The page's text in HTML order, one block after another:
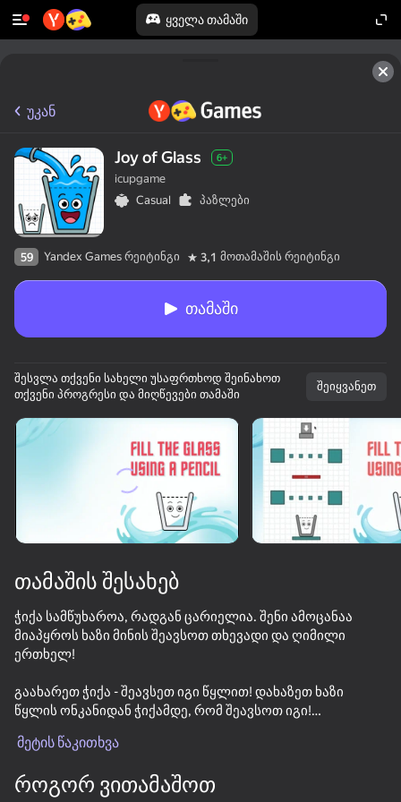
ყველა თამაში
უკან
Joy of Glass 6+
icupgame
Casual
პაზლები
59 Yandex Games რეიტინგი 3,1 მოთამაშის რეიტინგი
თამაში
შესვლა თქვენი სახელი უსაფრთხოდ შეინახოთ
თქვენი პროგრესი და მიღწევები თამაში
შეიყვანეთ
თამაშის შესახებ
ჭიქა სამწუხაროა, რადგან ცარიელია. შენი ამოცანაა
მიაპყროს ხაზი მინის შეავსოთ თხევადი და ღიმილი
ერთხელ!
გაახარეთ ჭიქა - შეავსეთ იგი წყლით! დახაზეთ ხაზი
წყლის ონკანიდან ჭიქამდე, რომ შეავსოთ იგი!
დონე ისე, რომ შეავსოთ მინა, მაგრამ არ შეავსოთ იგი.
შემოქმედებითი გზა.
მეტის წაკითხვა
როგორ ვითამაშოთ